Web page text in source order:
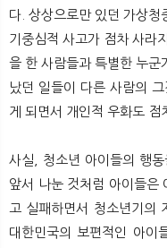
다. 상상으로만 있던 가상청
기중심적 사고가 점차 사라
을 한 사람들과 특별한 누군
났던 일들이 다른 사람의
게 되면서 개인적 우화도 점
사실, 청소년 아이들의 행
앞서 나눈 것처럼 아이들은
고 실패하면서 청소년기의
대한민국의 보편적인 아이